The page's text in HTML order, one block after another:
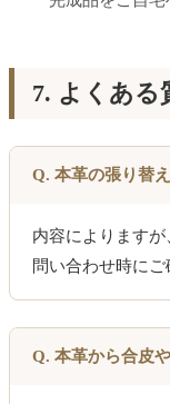
7. よくある
Q. 本革の張り替
内容によります
問い合わせ時にご
Q. 本革から合皮